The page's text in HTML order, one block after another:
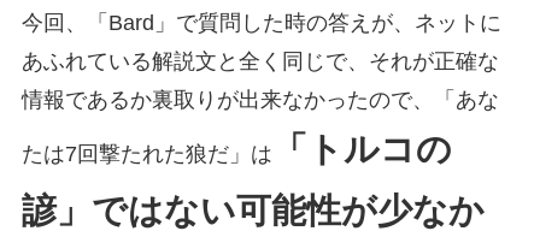
今回、「Bard」で質問した時の答えが、ネットに
あふれている解説文と全く同じで、それが正確な
情報であるか裏取りが出来なかったので、「あな
たは7回撃たれた狼だ」は
「トルコの
諺」ではない可能性が少なか